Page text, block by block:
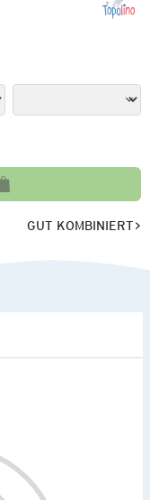
GUT KOMBINIERT